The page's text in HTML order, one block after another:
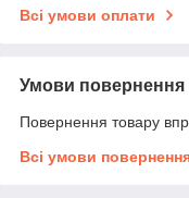
Всі умови оплати
Умови повернення
Повернення товару
Всі умови